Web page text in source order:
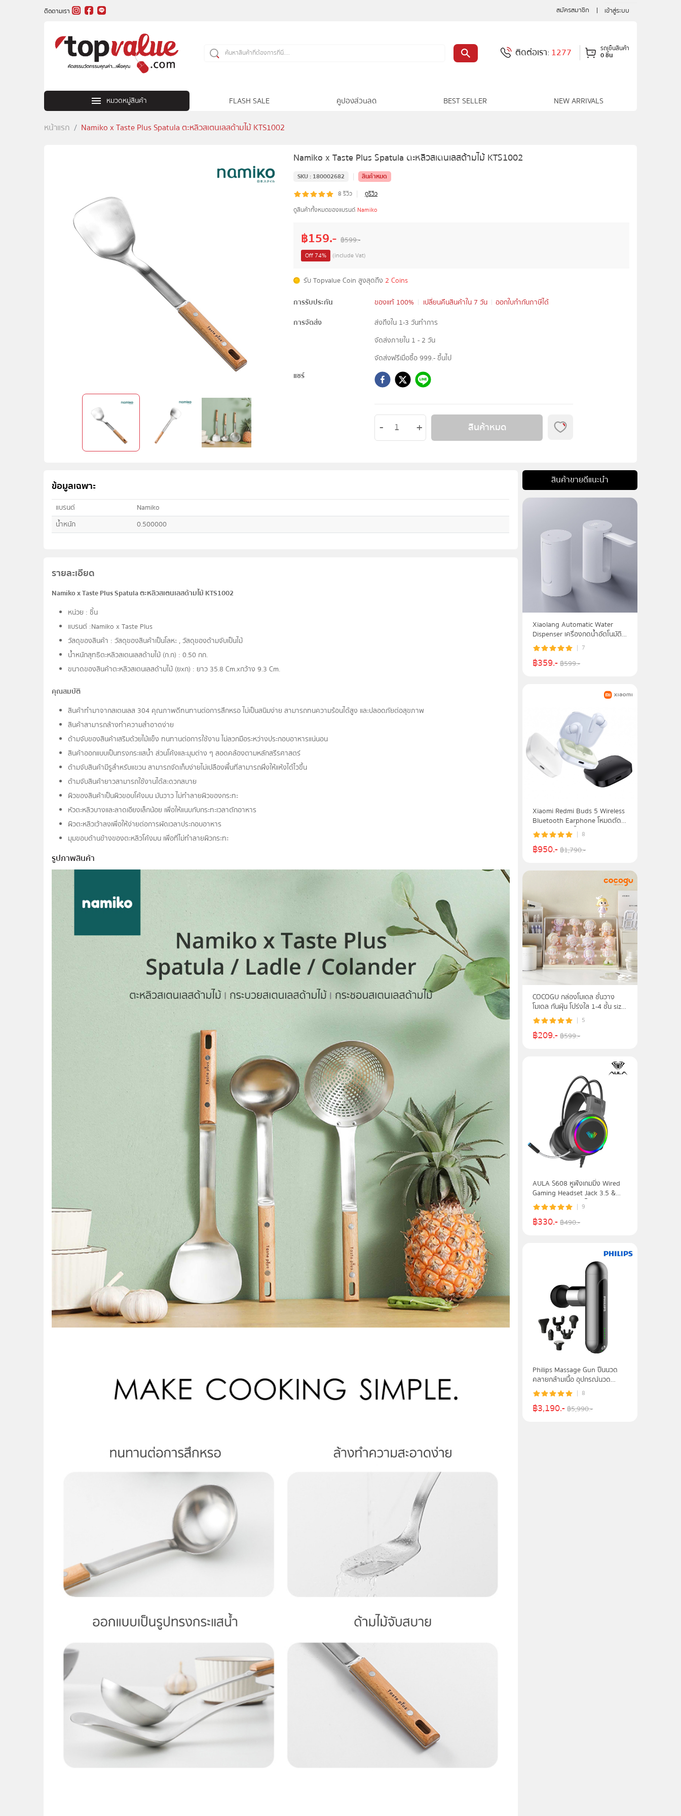
ติดตามเรา สมัครสมาชิก เข้าสู่ระบบ
หมวดหมู่สินค้า FLASH SALE คูปองส่วนลด BEST SELLER NEW ARRIVALS
ติดต่อเรา:1277 รถเข็นสินค้า
0 ชิ้น
หน้าแรก Namiko x Taste Plus Spatula ตะหลิวสเตนเลสด้ามไม้ KTS1002
Namiko x Taste Plus Spatula ตะหลิวสเตนเลสด้ามไม้ KTS1002
SKU : 180002682 |
สินค้าหมด
8 รีวิว |
ดูรีวิว
ดูสินค้าทั้งหมดของแบรนด์ Namiko
฿159.- ฿599.-
Off74% (include Vat)
รับ Topvalue Coin สูงสุดถึง 2 Coins
การรับประกัน
ของแท้ 100% เปลี่ยนคืนสินค้าใน 7 วัน
ออกใบกำกับภาษีได้
การจัดส่ง
ส่งถึงใน 1-3 วันทำการ
จัดส่งภายใน 1 - 2 วัน
จัดส่งฟรีเมื่อซื้อ 999.- ขึ้นไป
แชร์
สินค้าหมด
ข้อมูลเฉพาะ
แบรนด์
Namiko
น้ำหนัก
0.500000
รายละเอียด
Namiko x Taste Plus Spatula ตะหลิวสเตนเลสด้ามไม้ KTS1002
หน่วย : ชิ้น
แบรนด์ :Namiko x Taste Plus
วัสดุของสินค้า : วัสดุของสินค้าเป็นโลหะ , วัสดุของด้ามจับเป็นไม้
น้ำหนักสุทธิตะหลิวสเตนเลสด้ามไม้ (ก.ก) : 0.50 กก.
ขนาดของสินค้าตะหลิวสเตนเลสด้ามไม้ (ยxก) : ยาว 35.8 Cm.xกว้าง 9.3 Cm.
คุณสมบัติ
สินค้าทำมาจากสเตนเลส 304 คุณภาพดีทนทานต่อการสึกหรอ ไม่เป็นสนิมง่าย สามารถทนความร้อนได้สูง และปลอดภัยต่อสุขภาพ
สินค้าสามารถล้างทำความสำอาดง่าย
ด้ามจับของสินค้าเสริมด้วยไม้เเข็ง ทนทานต่อการใช้งาน ไม่ลวกมือระหว่างประกอบอาหารแน่นอน
สินค้าออกแบบเป็นทรงกระเเสน้ำ ส่วนโค้งและมุมต่าง ๆ สอดคล้องตามหลักสรีรศาสตร์
ด้ามจับสินค้ามีรูสำหรับแขวน สามารถจัดเก็บง่ายไม่เปลืองพื้นที่สามารถผึ่งให้แห้งได้ไวขึ้น
ด้ามจับสินค้ายาวสามารถใช้งานได้สะดวกสบาย
ผิวของสินค้าเป็นผิวขอบโค้งมน มันวาว ไม่ทำลายผิวของกระทะ
หัวตะหลิวบางและลาดเอียงเล็กน้อย เพื่อให้แนบกับกระทะเวลาตักอาหาร
ผิวตะหลิวเว้าลงเพื่อให้ง่ายต่อการผัดเวลาประกอบอาหาร
มุมขอบด้านข้างของตะหลิวโค้งมน เพื่อที่ไม่ทำลายผิวกระทะ
รูปภาพสินค้า
สินค้าขายดีแนะนำ
Xiaolang Automatic Water
Dispenser เครื่องกดน้ำอัตโนมัติ
พกพาสะดวก
7
฿359.-฿599.-
Xiaomi Redmi Buds 5 Wireless
Bluetooth Earphone โหมดตัด
เสียงรบกวน 3 โหมด เสียงระดับ
Hi-Fi ขั้นสูงสุด | รับประกัน 1 ปี
8
฿950.-฿1,790.-
COCOGU กล่องโมเดล ชั้นวาง
โมเดล กันฝุ่น โปร่งใส 1-4 ชั้น size
S, M, L
5
฿209.-฿599.-
AULA S608 หูฟังเกมมิ่ง Wired
Gaming Headset Jack 3.5 &
USB รับประกันศูนย์ไทย 2 ปี
9
฿330.-฿490.-
Philips Massage Gun ปืนนวด
คลายกล้ามเนื้อ อุปกรณ์นวด
ประคบร้อน 6 หัวนวด รุ่น
PPM7303 - รับประกันศูนย์ 2 ปี
8
฿3,190.-฿5,990.-